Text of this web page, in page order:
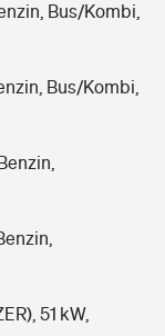
Bus/Kombi,
Bus/Kombi,
51 kW,